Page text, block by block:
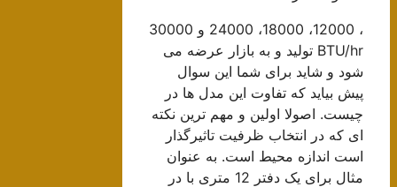
، 12000، 18000، 24000 و 30000
BTU/hr تولید و به بازار عرضه می
شود و شاید برای شما این سوال
پیش بیاید که تفاوت این مدل ها در
چیست. اصولا اولین و مهم ترین نکته
ای که در انتخاب ظرفیت تاثیرگذار
است اندازه محیط است. به عنوان
مثال برای یک دفتر 12 متری با در